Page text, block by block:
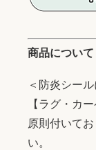
商品について
＜防炎シー
【ラグ・カ
原則付いて
い。